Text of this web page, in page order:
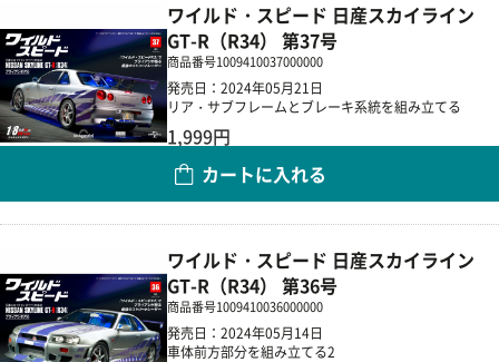
ワイルド・スピード 日産スカイライン
GT-R（R34） 第37号
商品番号1009410037000000
発売日：2024年05月21日
リア・サブフレームとブレーキ系統を組み立てる
1,999円
カートに入れる
ワイルド・スピード 日産スカイライン
GT-R（R34） 第36号
商品番号1009410036000000
発売日：2024年05月14日
車体前方部分を組み立てる2